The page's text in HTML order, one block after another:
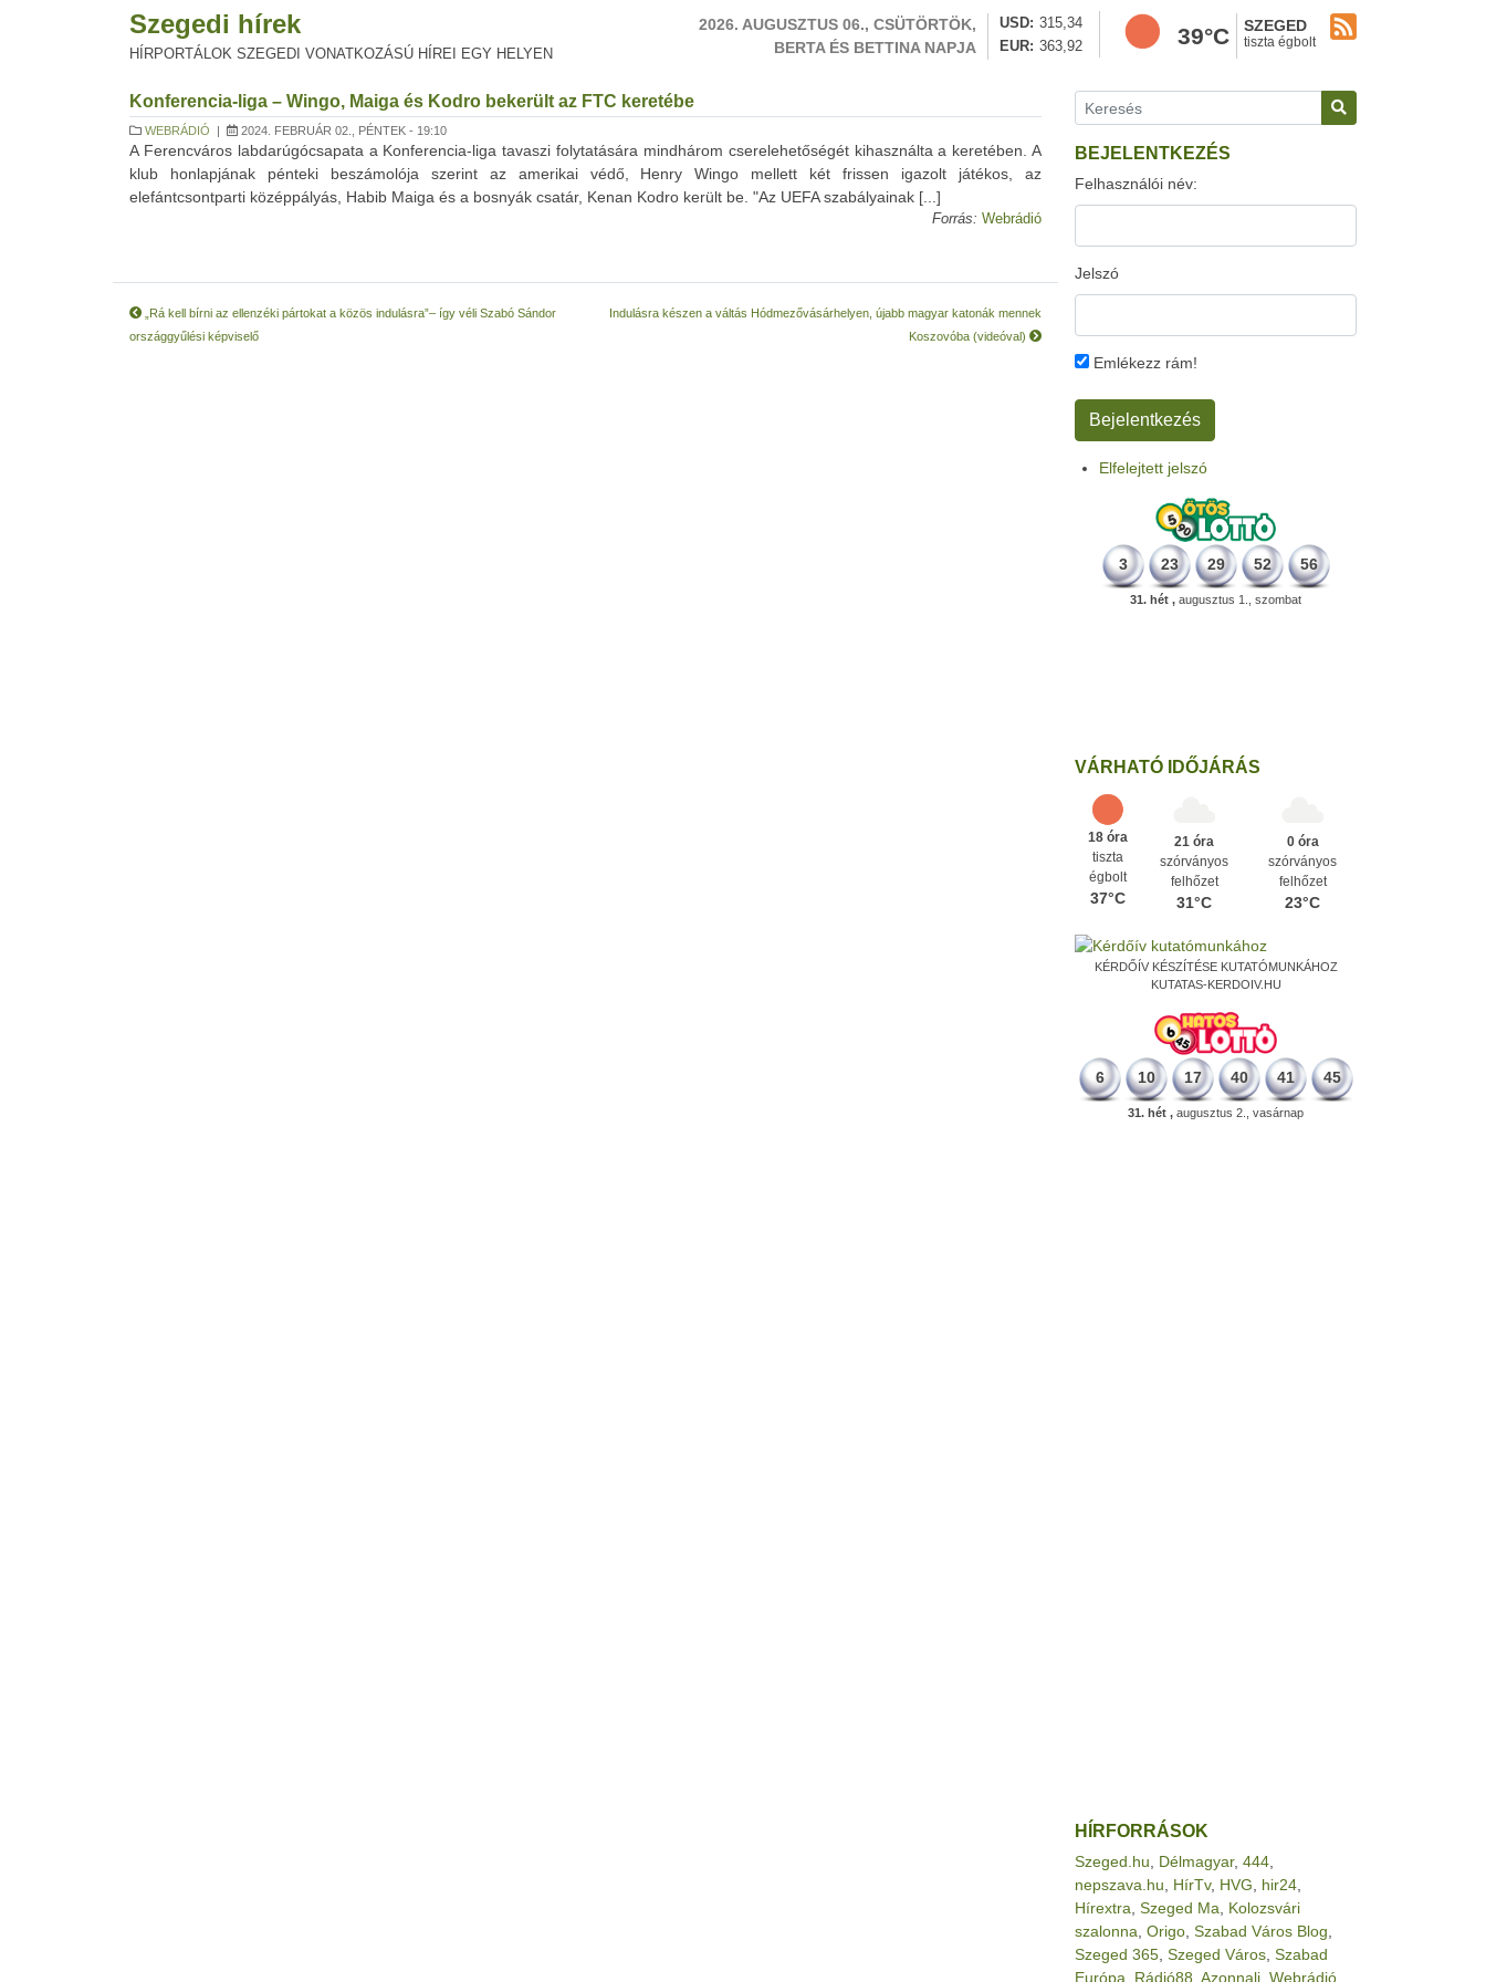
Szegedi hírek
HÍRPORTÁLOK SZEGEDI VONATKOZÁSÚ HÍREI EGY HELYEN
2026. AUGUSZTUS 06., CSÜTÖRTÖK,
BERTA ÉS BETTINA NAPJA
USD
315,34
EUR
363,92 39°C SZEGED
tiszta égbolt
Konferencia-liga – Wingo, Maiga és Kodro bekerült az FTC keretébe
WEBRÁDIÓ | 2024. FEBRUÁR 02., PÉNTEK - 19:10
A Ferencváros labdarúgócsapata a Konferencia-liga tavaszi folytatására mindhárom cserelehetőségét kihasználta a keretében. A
klub honlapjának pénteki beszámolója szerint az amerikai védő, Henry Wingo mellett két frissen igazolt játékos, az
elefántcsontparti középpályás, Habib Maiga és a bosnyák csatár, Kenan Kodro került be. "Az UEFA szabályainak [...]
Forrás: Webrádió
„Rá kell bírni az ellenzéki pártokat a közös indulásra”– így véli Szabó Sándor
országgyűlési képviselő
Indulásra készen a váltás Hódmezővásárhelyen, újabb magyar katonák mennek
Koszovóba (videóval)
BEJELENTKEZÉS
Felhasználói név:
Jelszó
Emlékezz rám!
Elfelejtett jelszó
3 23 29 52 56
31. hét , augusztus 1., szombat
VÁRHATÓ IDŐJÁRÁS
18 óra
tiszta
égbolt
37°C
21 óra
szórványos
felhőzet
31°C
0 óra
szórványos
felhőzet
23°C
KÉRDŐÍV KÉSZÍTÉSE KUTATÓMUNKÁHOZ
KUTATAS-KERDOIV.HU
6 10 17 40 41 45
31. hét , augusztus 2., vasárnap
HÍRFORRÁSOK
Szeged.hu Délmagyar, 444
nepszava.hu
HírTv, HVG hir24
Hírextra Szeged Ma
Kolozsvári
szalonna Origo Szabad Város Blog
Szeged 365 Szeged Város Szabad
Európa
Rádió88 Azonnali Webrádió